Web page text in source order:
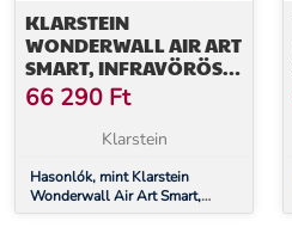
KLARSTEIN
WONDERWALL AIR ART
SMART, INFRAVÖRÖS
HŐSUGÁRZÓ, 80 X 60
CM, 500 W, KÉK
HULLÁMOK
66 290 Ft
Klarstein
Hasonlók, mint Klarstein
Wonderwall Air Art Smart,
infravörös hősugárzó, 80 x 60